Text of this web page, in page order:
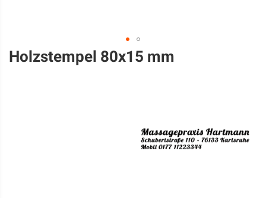
Zum
Anfang
Holzstempel 80x15 mm